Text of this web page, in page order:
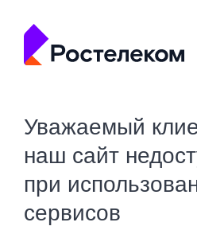
Уважаемый
наш сайт
при
сервисов